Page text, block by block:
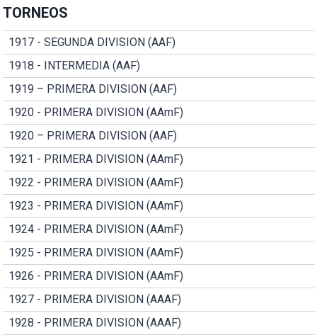
TORNEOS
1917 - SEGUNDA DIVISION (AAF)
1918 - INTERMEDIA (AAF)
1919 – PRIMERA DIVISION (AAF)
1920 - PRIMERA DIVISION (AAmF)
1920 – PRIMERA DIVISION (AAF)
1921 - PRIMERA DIVISION (AAmF)
1922 - PRIMERA DIVISION (AAmF)
1923 - PRIMERA DIVISION (AAmF)
1924 - PRIMERA DIVISION (AAmF)
1925 - PRIMERA DIVISION (AAmF)
1926 - PRIMERA DIVISION (AAmF)
1927 - PRIMERA DIVISION (AAAF)
1928 - PRIMERA DIVISION (AAAF)